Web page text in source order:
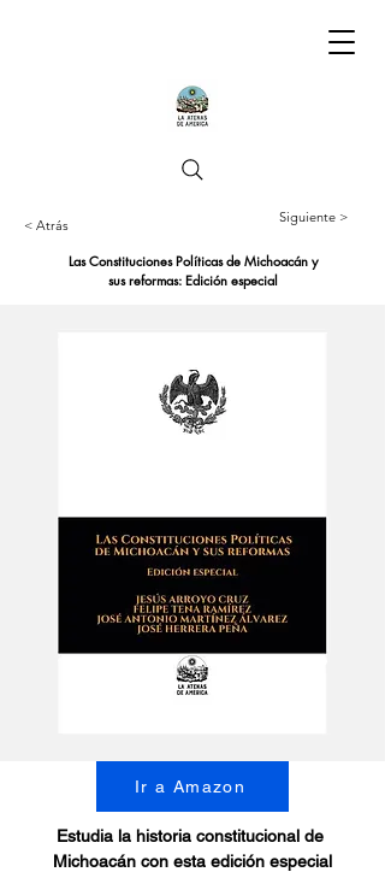
< Atrás
Las Constituciones Políticas de Michoacán y
sus reformas: Edición especial
Siguiente >
Ir a Amazon
Estudia la historia constitucional de
Michoacán con esta edición especial